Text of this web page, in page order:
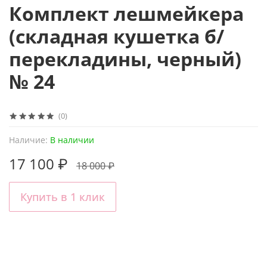
(0)
Наличие: В наличии
Комплект лешмейкера
(складная кушетка б/
перекладины, черный)
№ 24
17 100 ₽ 18 000 ₽
Купить в 1 клик